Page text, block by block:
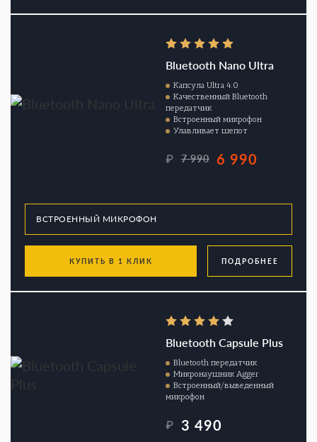
Bluetooth Nano Ultra
Капсула Ultra 4.0
Качественный Bluetooth
передатчик
Встроенный микрофон
Улавливает шепот
₽ 7 990 6 990
КУПИТЬ В 1 КЛИК ПОДРОБНЕЕ
Bluetooth Capsule Plus
Bluetooth передатчик
Микронаушник Agger
Встроенный/выведенный
микрофон
₽ 3 490